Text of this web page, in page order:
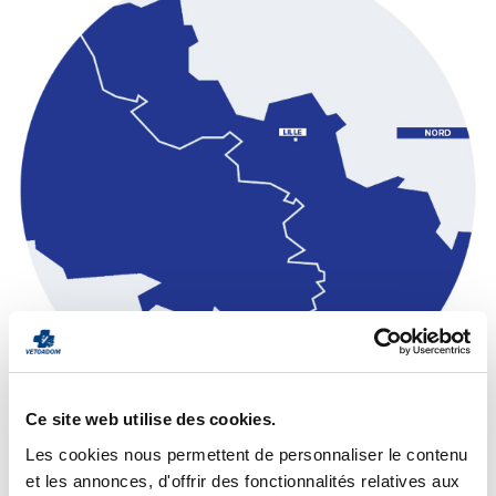
Ce site web utilise des cookies.
Les cookies nous permettent de personnaliser le contenu
et les annonces, d'offrir des fonctionnalités relatives aux
Zone d'action et tarifs